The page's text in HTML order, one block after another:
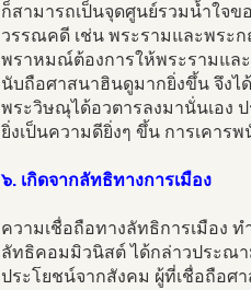
ก็สามารถเป็นจุดศูนย์รวมน้ำใจ
วรรณคดี เช่น พระรามและพระ
พราหมณ์ต้องการให้พระรามแล
นับถือศาสนาฮินดูมากยิ่งขึ้น จึง
พระวิษณุได้อวตารลงมานั่นเอง
ยิ่งเป็นความดียิ่งๆ ขึ้น การเคา
๖. เกิดจากลัทธิทางการเมือง
ความเชื่อถือทางลัทธิการเมือง
ลัทธิคอมมิวนิสต์ ได้กล่าวประณา
ประโยชน์จากสังคม ผู้ที่เชื่อถือศ